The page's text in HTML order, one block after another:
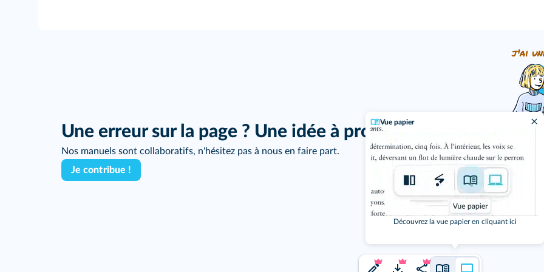
Vue papier
Découvrez la vue papier en cliquant ici
Une erreur sur la page ? Une idée à proposer ?
Nos manuels sont collaboratifs, n'hésitez pas à nous en faire part.
Je contribue !
j'ai